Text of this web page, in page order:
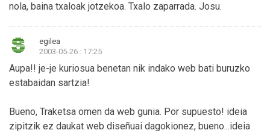
nola, baina txaloak jotzekoa. Txalo zaparrada. Josu.
egilea
2003-05-26 : 17:25
Aupa!! je-je kuriosua benetan nik indako web bati buruzko
estabaidan sartzia!
Bueno, Traketsa omen da web gunia. Por supuesto! ideia
zipitzik ez daukat web diseñuai dagokionez, bueno...ideia